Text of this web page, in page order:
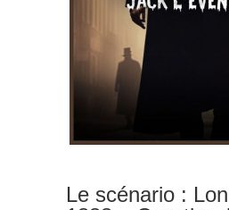
Le scénario :